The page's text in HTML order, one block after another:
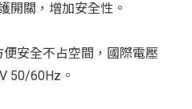
開關，增加安全性。
安全不占空間，國際電壓
50/60Hz。